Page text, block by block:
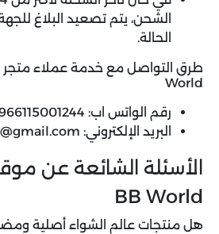
الشحن، يتم تصعيد البلاغ
الحالة.
World
رقم الواتس اب: 966115001244+.
البريد الإلكتروني: bbqworldstore@gmail.com.
الأسئلة الشائعة عن
BB World
هل منتجات عالم الشواء أصلية